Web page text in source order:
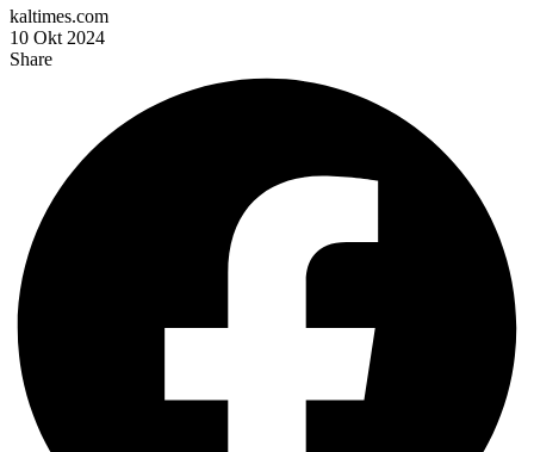
kaltimes.com
10 Okt 2024
Share